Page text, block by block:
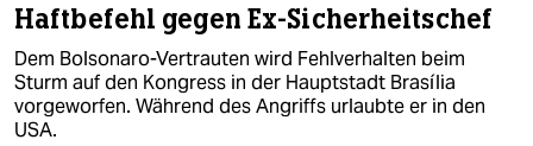
Haftbefehl gegen Ex-Sicherheitschef
Dem Bolsonaro-Vertrauten wird Fehlverhalten beim
Sturm auf den Kongress in der Hauptstadt Brasília
vorgeworfen. Während des Angriffs urlaubte er in den
USA.